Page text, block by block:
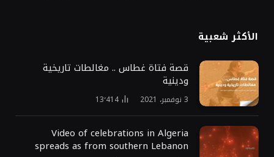
الأكثر شعبية
قصة فتاة غطاس .. مغالطات تاريخية
ودينية
3 نوفمبر، 2021 13٬414
Video of celebrations in Algeria
spreads as from southern Lebanon